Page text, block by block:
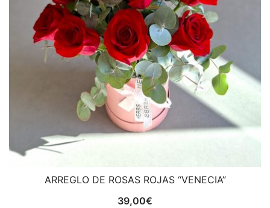
ARREGLO DE ROSAS ROJAS “VENECIA”
39,00€